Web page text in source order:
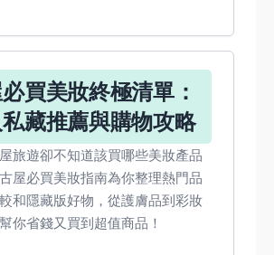
買美妝終極清單：
藏推薦與購物攻略
旅遊卻不知道該買哪些美妝產品
屋必買美妝指南為你整理熱門品
和隱藏版好物，從護膚品到彩妝
你省錢又買到超值商品！